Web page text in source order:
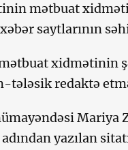
mətbuat
saytlarının
xidmətinin
tələsik redaktə
Mariya
yazılan